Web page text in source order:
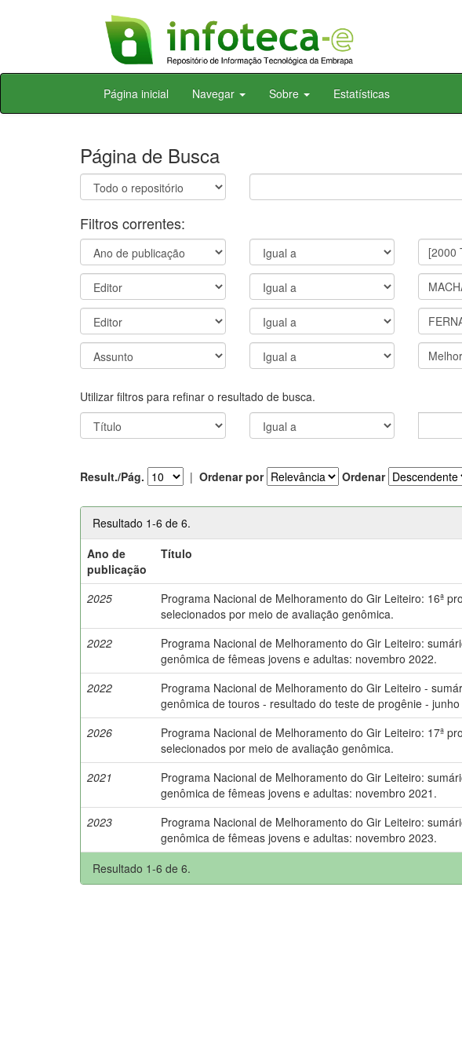
Skip
Página inicial Navegar Sobre Estatísticas
Página de Busca
Filtros correntes:
Utilizar filtros para refinar o resultado de busca.
Result./Pág. | Ordenar por Ordenar
Resultado 1-6 de 6.
Ano de
publicação
Título
2025
Programa Nacional de Melhoramento do Gir Leiteiro: 16ª
selecionados por meio de avaliação genômica.
2022
Programa Nacional de Melhoramento do Gir Leiteiro:
genômica de fêmeas jovens e adultas: novembro 2022.
2022
Programa Nacional de Melhoramento do Gir Leiteiro -
genômica de touros - resultado do teste de progênie -
2026
Programa Nacional de Melhoramento do Gir Leiteiro: 17ª
selecionados por meio de avaliação genômica.
2021
Programa Nacional de Melhoramento do Gir Leiteiro:
genômica de fêmeas jovens e adultas: novembro 2021.
2023
Programa Nacional de Melhoramento do Gir Leiteiro:
genômica de fêmeas jovens e adultas: novembro 2023.
Resultado 1-6 de 6.